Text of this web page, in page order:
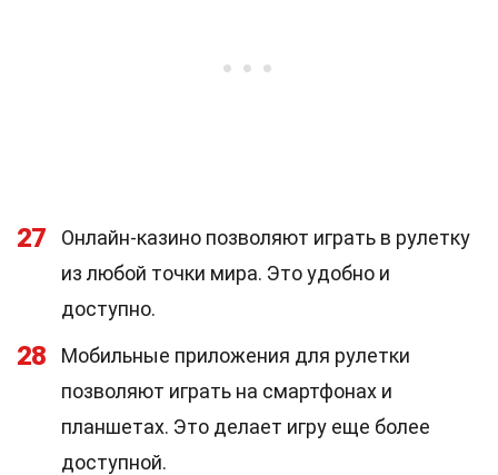
27
Онлайн-казино позволяют играть в рулетку
из любой точки мира. Это удобно и
доступно.
28
Мобильные приложения для рулетки
позволяют играть на смартфонах и
планшетах. Это делает игру еще более
доступной.